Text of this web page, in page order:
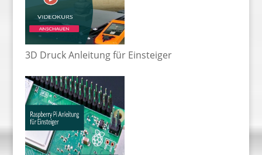
3D Druck Anleitung für Einsteiger